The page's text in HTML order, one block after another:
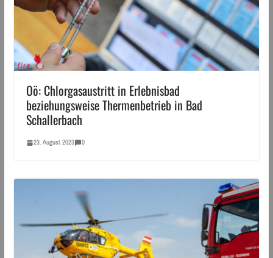
Oö: Chlorgasaustritt in Erlebnisbad
beziehungsweise Thermenbetrieb in Bad
Schallerbach
23. August 2023 0